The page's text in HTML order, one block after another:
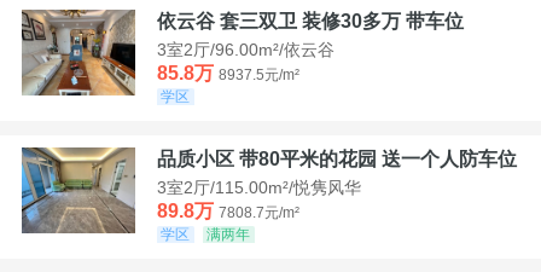
依云谷 套三双卫 装修30多万 带车位
3室2厅/96.00m²/依云谷
85.8万 8937.5元/m²
学区
品质小区 带80平米的花园 送一个人防车位
3室2厅/115.00m²/悦隽风华
89.8万 7808.7元/m²
学区
满两年